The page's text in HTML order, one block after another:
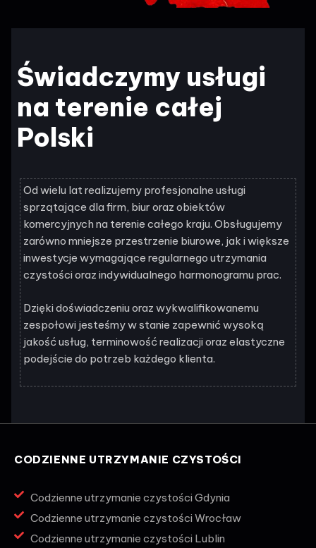
Świadczymy usługi
na terenie całej
Polski
Od wielu lat realizujemy profesjonalne usługi
sprzątające dla firm, biur oraz obiektów
komercyjnych na terenie całego kraju. Obsługujemy
zarówno mniejsze przestrzenie biurowe, jak i większe
inwestycje wymagające regularnego utrzymania
czystości oraz indywidualnego harmonogramu prac.
Dzięki doświadczeniu oraz wykwalifikowanemu
zespołowi jesteśmy w stanie zapewnić wysoką
jakość usług, terminowość realizacji oraz elastyczne
podejście do potrzeb każdego klienta.
CODZIENNE UTRZYMANIE CZYSTOŚCI
Codzienne utrzymanie czystości Gdynia
Codzienne utrzymanie czystości Wrocław
Codzienne utrzymanie czystości Lublin